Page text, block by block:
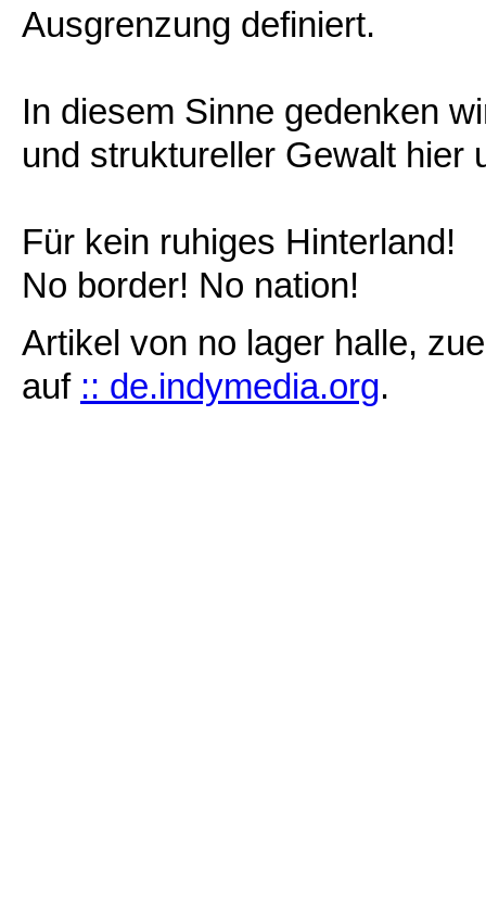
Ausgrenzung definiert.
In diesem Sinne gedenken
und struktureller Gewalt hier
Für kein ruhiges Hinterland!
No border! No nation!
Artikel von no lager halle,
auf :: de.indymedia.org.